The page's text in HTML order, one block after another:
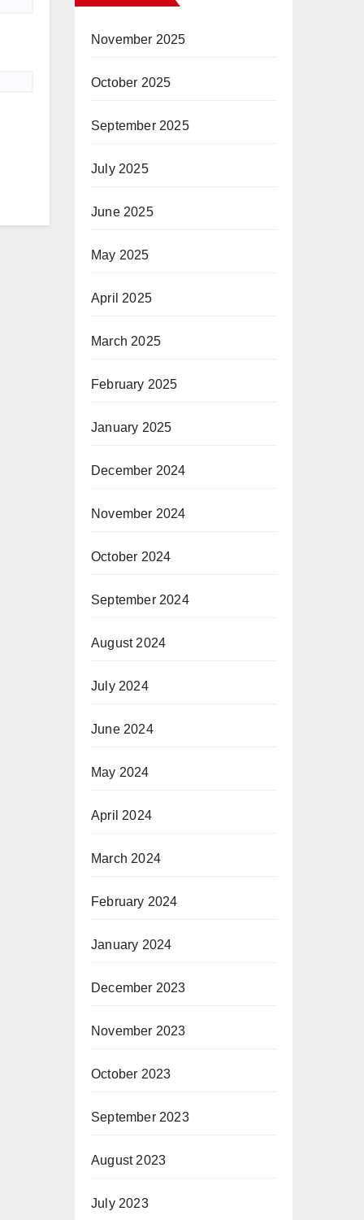
November 2025
October 2025
September 2025
July 2025
June 2025
May 2025
April 2025
March 2025
February 2025
January 2025
December 2024
November 2024
October 2024
September 2024
August 2024
July 2024
June 2024
May 2024
April 2024
March 2024
February 2024
January 2024
December 2023
November 2023
October 2023
September 2023
August 2023
July 2023